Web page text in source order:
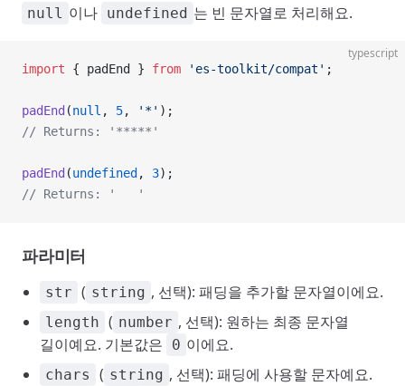
null 이나 undefined 는 빈 문자열로 처리해요.
typescript
import { padEnd } from 'es-toolkit/compat' ;
padEnd (null , 5, '*' );
// Returns: '*****'
padEnd (undefined , 3);
// Returns: '   '
파라미터
str ( string , 선택): 패딩을 추가할 문자열이에요.
length ( number , 선택): 원하는 최종 문자열
길이예요. 기본값은
0 이에요.
chars ( string , 선택): 패딩에 사용할 문자예요.